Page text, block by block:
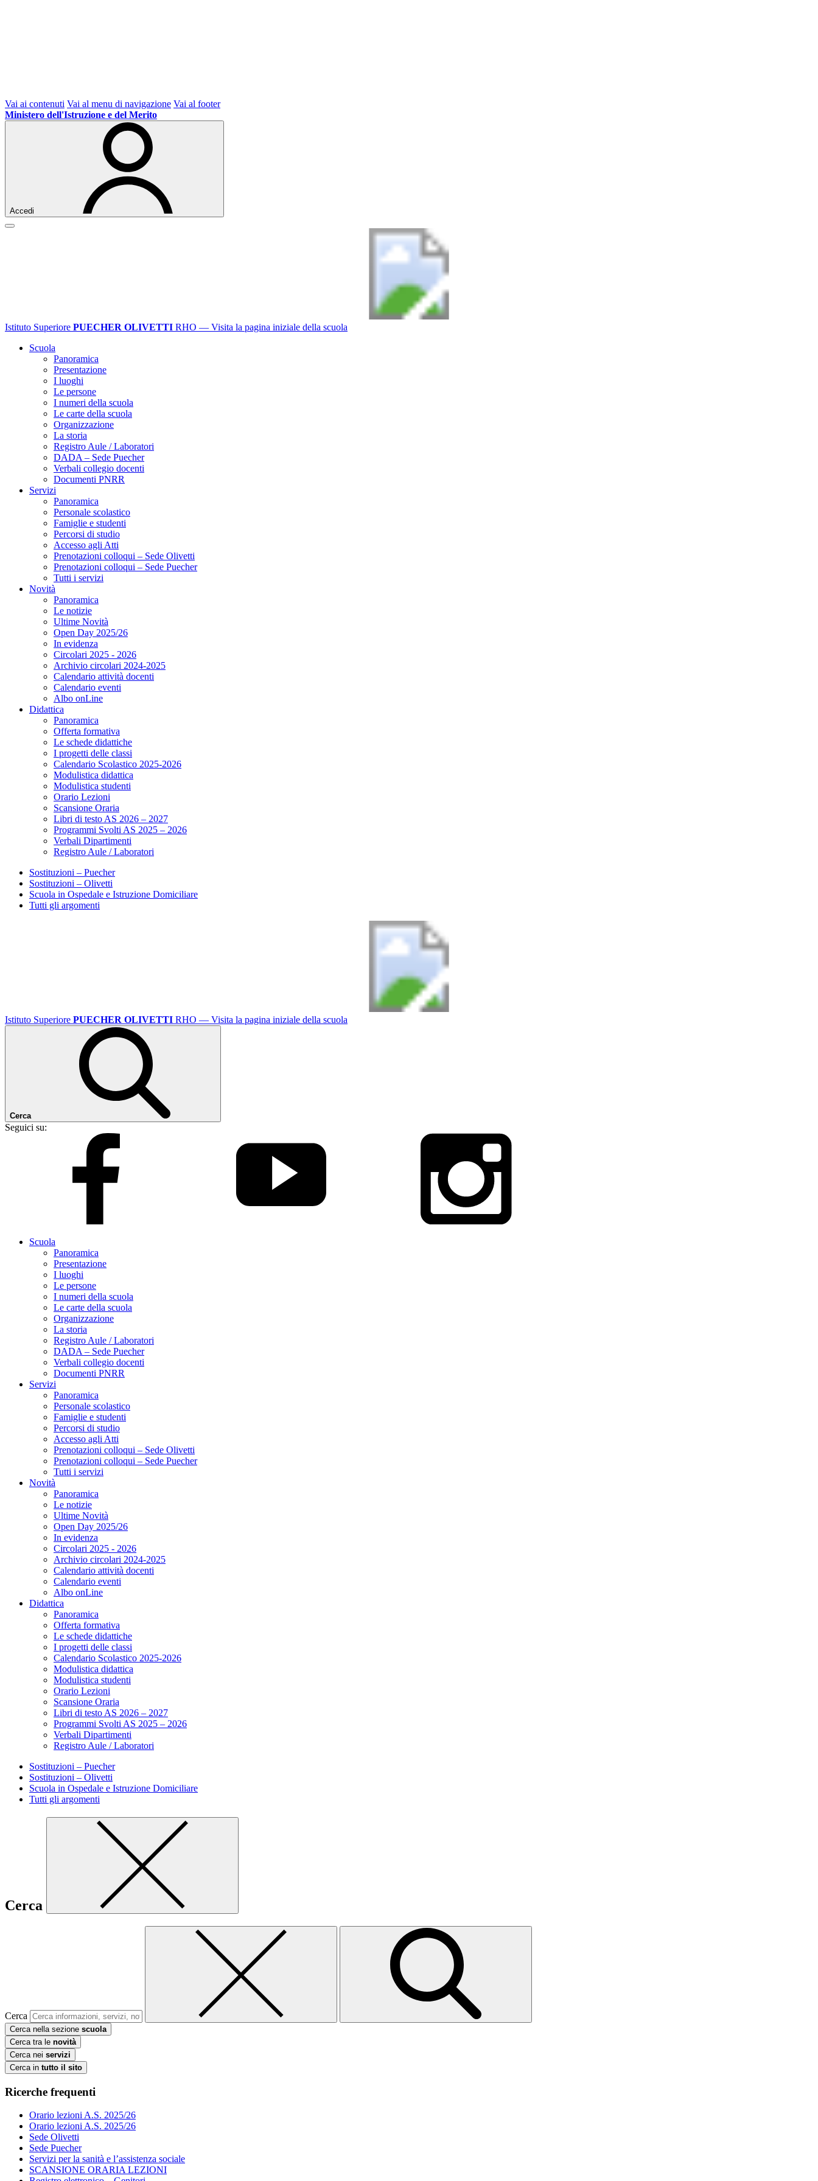
Vai ai contenuti Vai al menu di navigazione Vai al footer
Ministero dell'Istruzione e del Merito
Accedi
Istituto Superiore PUECHER OLIVETTI RHO — Visita la pagina iniziale della scuola
Scuola
Panoramica
Presentazione
I luoghi
Le persone
I numeri della scuola
Le carte della scuola
Organizzazione
La storia
Registro Aule / Laboratori
DADA – Sede Puecher
Verbali collegio docenti
Documenti PNRR
Servizi
Panoramica
Personale scolastico
Famiglie e studenti
Percorsi di studio
Accesso agli Atti
Prenotazioni colloqui – Sede Olivetti
Prenotazioni colloqui – Sede Puecher
Tutti i servizi
Novità
Panoramica
Le notizie
Ultime Novità
Open Day 2025/26
In evidenza
Circolari 2025 - 2026
Archivio circolari 2024-2025
Calendario attività docenti
Calendario eventi
Albo onLine
Didattica
Panoramica
Offerta formativa
Le schede didattiche
I progetti delle classi
Calendario Scolastico 2025-2026
Modulistica didattica
Modulistica studenti
Orario Lezioni
Scansione Oraria
Libri di testo AS 2026 – 2027
Programmi Svolti AS 2025 – 2026
Verbali Dipartimenti
Registro Aule / Laboratori
Sostituzioni – Puecher
Sostituzioni – Olivetti
Scuola in Ospedale e Istruzione Domiciliare
Tutti gli argomenti
Istituto Superiore PUECHER OLIVETTI RHO — Visita la pagina iniziale della scuola
Cerca
Seguici su:
Scuola
Panoramica
Presentazione
I luoghi
Le persone
I numeri della scuola
Le carte della scuola
Organizzazione
La storia
Registro Aule / Laboratori
DADA – Sede Puecher
Verbali collegio docenti
Documenti PNRR
Servizi
Panoramica
Personale scolastico
Famiglie e studenti
Percorsi di studio
Accesso agli Atti
Prenotazioni colloqui – Sede Olivetti
Prenotazioni colloqui – Sede Puecher
Tutti i servizi
Novità
Panoramica
Le notizie
Ultime Novità
Open Day 2025/26
In evidenza
Circolari 2025 - 2026
Archivio circolari 2024-2025
Calendario attività docenti
Calendario eventi
Albo onLine
Didattica
Panoramica
Offerta formativa
Le schede didattiche
I progetti delle classi
Calendario Scolastico 2025-2026
Modulistica didattica
Modulistica studenti
Orario Lezioni
Scansione Oraria
Libri di testo AS 2026 – 2027
Programmi Svolti AS 2025 – 2026
Verbali Dipartimenti
Registro Aule / Laboratori
Sostituzioni – Puecher
Sostituzioni – Olivetti
Scuola in Ospedale e Istruzione Domiciliare
Tutti gli argomenti
Cerca
Cerca
Cerca nella sezione scuola
Cerca tra le novità
Cerca nei servizi
Cerca in tutto il sito
Ricerche frequenti
Orario lezioni A.S. 2025/26
Orario lezioni A.S. 2025/26
Sede Olivetti
Sede Puecher
Servizi per la sanità e l’assistenza sociale
SCANSIONE ORARIA LEZIONI